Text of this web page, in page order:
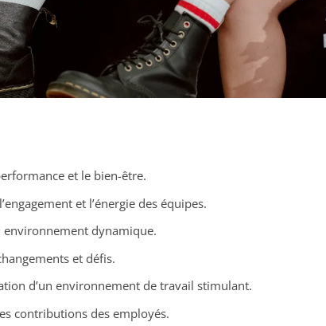
et le bien-être.
et l’énergie des équipes.
environnement dynamique.
et défis.
d’un environnement de travail stimulant.
contributions des employés.